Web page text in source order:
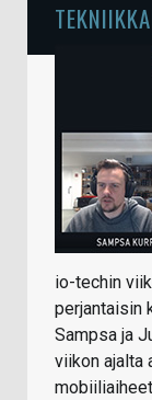
io-techin
perjantaisin
Sampsa ja
viikon ajalta